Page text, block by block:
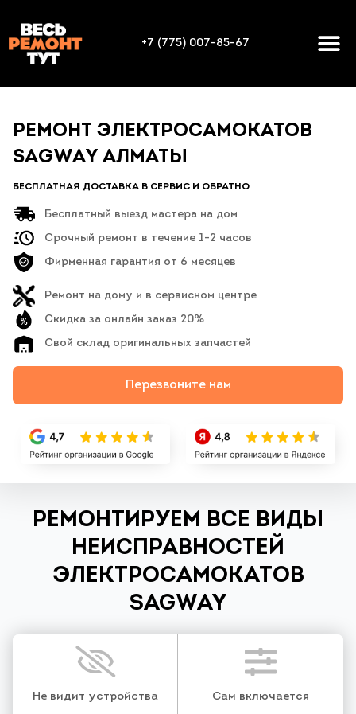
+7 (775) 007-85-67
РЕМОНТ ЭЛЕКТРОСАМОКАТОВ
SAGWAY АЛМАТЫ
БЕСПЛАТНАЯ ДОСТАВКА В СЕРВИС И ОБРАТНО
Бесплатный выезд мастера на дом
Срочный ремонт в течение 1-2 часов
Фирменная гарантия от 6 месяцев
Ремонт на дому и в сервисном центре
Скидка за онлайн заказ 20%
Свой склад оригинальных запчастей
Перезвоните нам
РЕМОНТИРУЕМ ВСЕ ВИДЫ
НЕИСПРАВНОСТЕЙ
ЭЛЕКТРОСАМОКАТОВ
SAGWAY
Не видит устройства Сам включается